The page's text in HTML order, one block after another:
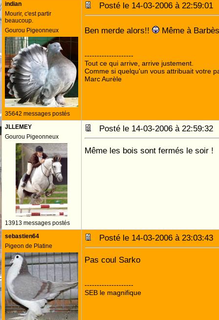
indian
Mourir, c'est partir
beaucoup.
Gourou Pigeonneux
35642 messages postés
Posté le 14-03-2006 à
Ben merde alors!! Même à
--------------------
Tout ce qui arrive, arrive justement.
Comme si quelqu'un vous attribuait votre
Marc Aurèle
JLLEMEY
Gourou Pigeonneux
13913 messages postés
Posté le 14-03-2006 à
Même les bois sont fermés le soir !
sebastien64
Pigeon de Platine
Posté le 14-03-2006 à
Pas coul Sarko
--------------------
SEB le magnifique